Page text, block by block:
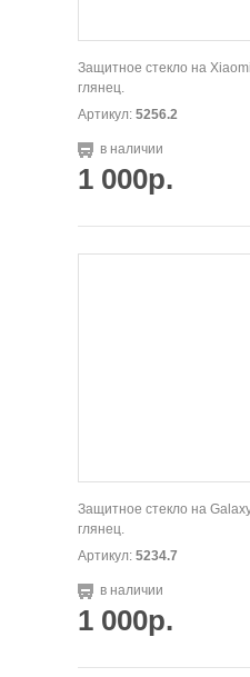
Защитное стекло на
глянец.
Артикул: 5256.2
в наличии
1 000р.
Защитное стекло на
глянец.
Артикул: 5234.7
в наличии
1 000р.